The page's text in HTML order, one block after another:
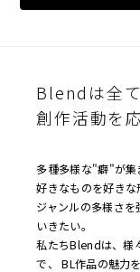
Blendは全
創作活動を
多種多様な"癖"が集
好きなものを好きな
ジャンルの多様さ
いきたい。
私たちBlendは、様
で、 BL作品の魅力